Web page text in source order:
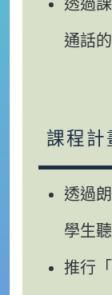
透過
通話
課程計
透過
學生
推行